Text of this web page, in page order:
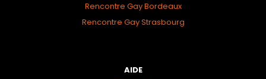
Rencontre Gay Bordeaux
Rencontre Gay Strasbourg
AIDE